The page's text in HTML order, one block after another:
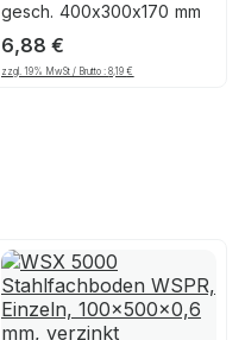
gesch. 400x300x170 mm
6,88€
zzgl. 19% MwSt / Brutto :8,19€